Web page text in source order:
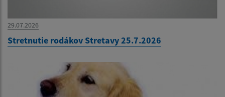
29.07.2026
Stretnutie rodákov Stretavy 25.7.2026